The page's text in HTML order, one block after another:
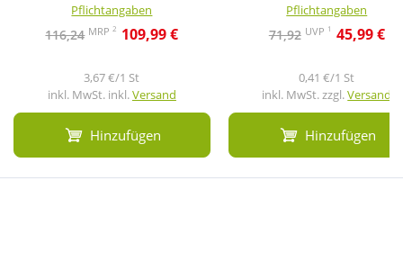
Pflichtangaben
116,24 MRP2 109,99 €
3,67 €/1 St
inkl. MwSt. inkl.Versand
Hinzufügen
Pflichtangaben
71,92 UVP 1 45,99 €
0,41 €/1 St
inkl. MwSt. zzgl.Versand
Hinzufügen